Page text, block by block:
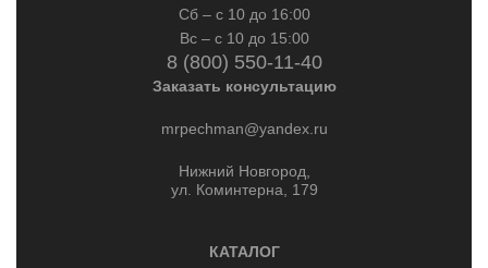
Сб – с 10 до 16:00
Вс – с 10 до 15:00
8 (800) 550-11-40
Заказать консультацию
mrpechman@yandex.ru
Нижний Новгород,
ул. Коминтерна, 179
КАТАЛОГ